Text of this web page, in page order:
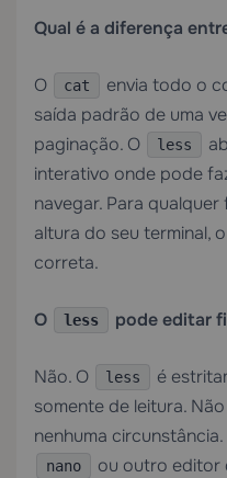
Qual é a diferença
O cat
envia todo o
saída padrão de uma
paginação. O
less
interativo onde pode
navegar. Para
altura do seu terminal, o
correta.
O less pode editar
Não. O less
é
somente de leitura.
nenhuma
nano ou outro editor